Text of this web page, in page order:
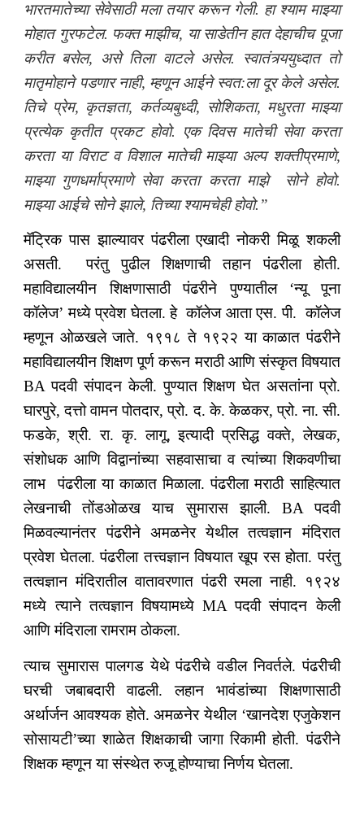
भारतमातेच्या सेवेसाठी मला तयार करून गेली. हा श्याम माझ्या
मोहात गुरफटेल. फक्त माझीच, या साडेतीन हात देहाचीच पूजा
करीत बसेल, असे तिला वाटले असेल. स्वातंत्र्ययुध्दात तो
मातृमोहाने पडणार नाही, म्हणून आईने स्वत:ला दूर केले असेल.
तिचे प्रेम, कृतज्ञता, कर्तव्यबुध्दी, सोशिकता, मधुरता माझ्या
प्रत्येक कृतीत प्रकट होवो. एक दिवस मातेची सेवा करता
करता या विराट व विशाल मातेची माझ्या अल्प शक्तीप्रमाणे,
माझ्या गुणधर्माप्रमाणे सेवा करता करता माझे सोने होवो.
माझ्या आईचे सोने झाले, तिच्या श्यामचेही होवो.”
मॅट्रिक पास झाल्यावर पंढरीला एखादी नोकरी मिळू शकली
असती. परंतु पुढील शिक्षणाची तहान पंढरीला होती.
महाविद्यालयीन शिक्षणासाठी पंढरीने पुण्यातील ‘न्यू पूना
कॉलेज’ मध्ये प्रवेश घेतला. हे कॉलेज आता एस. पी. कॉलेज
म्हणून ओळखले जाते. १९१८ ते १९२२ या काळात पंढरीने
महाविद्यालयीन शिक्षण पूर्ण करून मराठी आणि संस्कृत विषयात
BA पदवी संपादन केली. पुण्यात शिक्षण घेत असतांना प्रो.
घारपुरे, दत्तो वामन पोतदार, प्रो. द. के. केळकर, प्रो. ना. सी.
फडके, श्री. रा. कृ. लागू, इत्यादी प्रसिद्ध वक्ते, लेखक,
संशोधक आणि विद्वानांच्या सहवासाचा व त्यांच्या शिकवणीचा
लाभ पंढरीला या काळात मिळाला. पंढरीला मराठी साहित्यात
लेखनाची तोंडओळख याच सुमारास झाली. BA पदवी
मिळवल्यानंतर पंढरीने अमळनेर येथील तत्वज्ञान मंदिरात
प्रवेश घेतला. पंढरीला तत्त्वज्ञान विषयात खूप रस होता. परंतु
तत्वज्ञान मंदिरातील वातावरणात पंढरी रमला नाही. १९२४
मध्ये त्याने तत्वज्ञान विषयामध्ये MA पदवी संपादन केली
आणि मंदिराला रामराम ठोकला.
त्याच सुमारास पालगड येथे पंढरीचे वडील निवर्तले. पंढरीची
घरची जबाबदारी वाढली. लहान भावंडांच्या शिक्षणासाठी
अर्थार्जन आवश्यक होते. अमळनेर येथील ‘खानदेश एजुकेशन
सोसायटी’च्या शाळेत शिक्षकाची जागा रिकामी होती. पंढरीने
शिक्षक म्हणून या संस्थेत रुजू होण्याचा निर्णय घेतला.